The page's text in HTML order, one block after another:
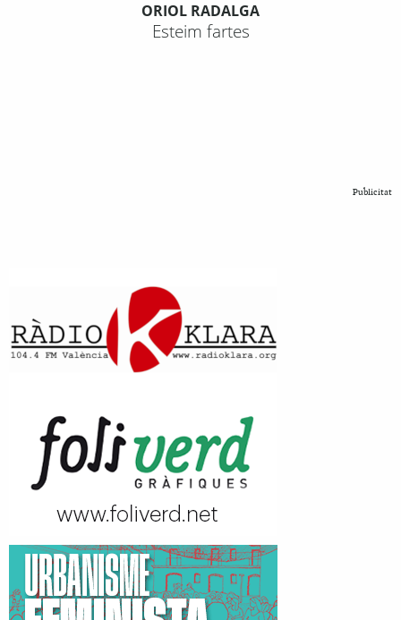
ORIOL RADALGA
Esteim fartes
Publicitat